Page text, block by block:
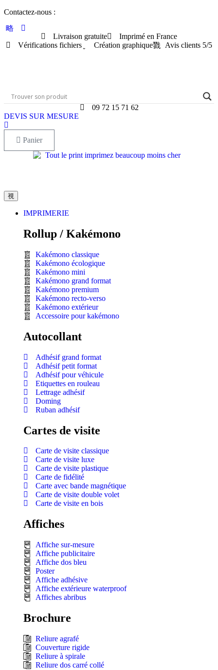
Aller
contenu
Contactez-nous :
Livraison gratuite
Imprimé en France
Vérifications fichiers
Création graphique Avis clients 5/5
09 72 15 71 62
DEVIS SUR MESURE
Panier
IMPRIMERIE
Rollup / Kakémono
Kakémono classique
Kakémono écologique
Kakémono mini
Kakémono grand format
Kakémono premium
Kakémono recto-verso
Kakémono extérieur
Accessoire pour kakémono
Autocollant
Adhésif grand format
Adhésif petit format
Adhésif pour véhicule
Etiquettes en rouleau
Lettrage adhésif
Doming
Ruban adhésif
Cartes de visite
Carte de visite classique
Carte de visite luxe
Carte de visite plastique
Carte de fidélité
Carte avec bande magnétique
Carte de visite double volet
Carte de visite en bois
Affiches
Affiche sur-mesure
Affiche publicitaire
Affiche dos bleu
Poster
Affiche adhésive
Affiche extérieure waterproof
Affiches abribus
Brochure
Reliure agrafé
Couverture rigide
Reliure à spirale
Reliure dos carré collé